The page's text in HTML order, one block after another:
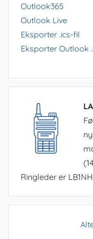
Outlook365
Outlook Live
Eksporter .ics-fil
Eksporter Outlook
Ringleder er